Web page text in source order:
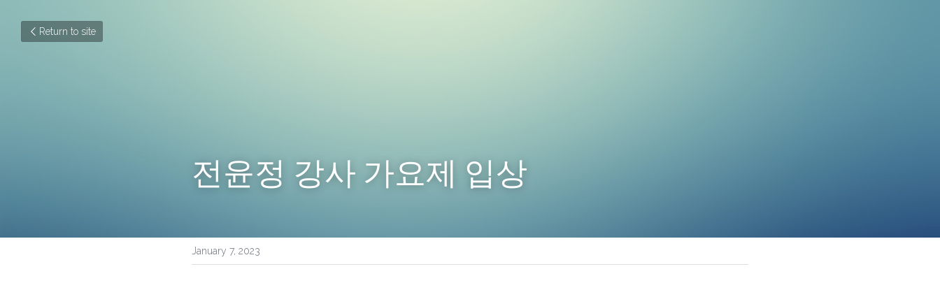
Return to site
전윤정 강사 가요제 입상
January 7, 2023